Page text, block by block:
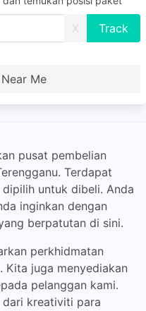
X
Me
pusat pembelian
Terdapat
untuk dibeli. Anda
inginkan dengan
berpatutan di sini.
perkhidmatan
Kita juga menyediakan
pelanggan kami.
kreativiti para